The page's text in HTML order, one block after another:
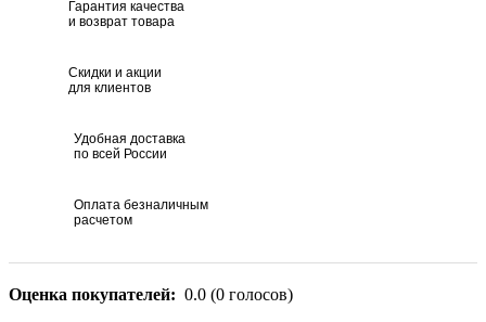
Гарантия качества
и возврат товара
Скидки и акции
для клиентов
Удобная доставка
по всей России
Оплата безналичным
расчетом
Оценка покупателей: 0.0 (0 голосов)